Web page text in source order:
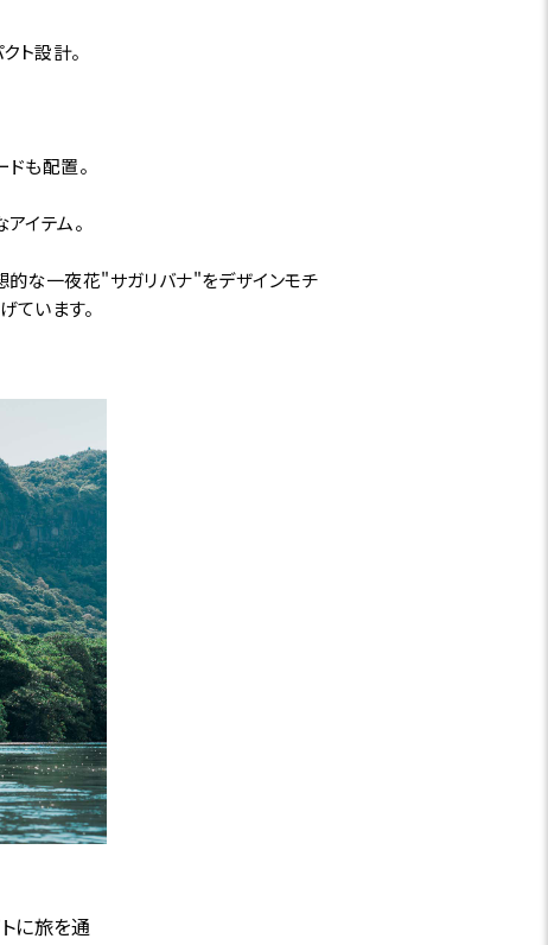
ト設計。
も配置。
イテム。
的な一夜花"サガリバナ"をデザインモチ
ています。
に旅を通